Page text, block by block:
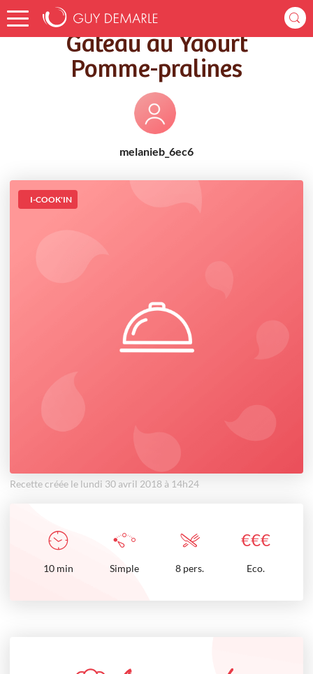
Accueil Recettes Gateau au Yaourt Pomme-pralines
Gateau au Yaourt
Pomme-pralines
melanieb_6ec6
I-COOK'IN
Recette créée le lundi 30 avril 2018 à 14h24
€€€
10 min Simple 8 pers. Eco.